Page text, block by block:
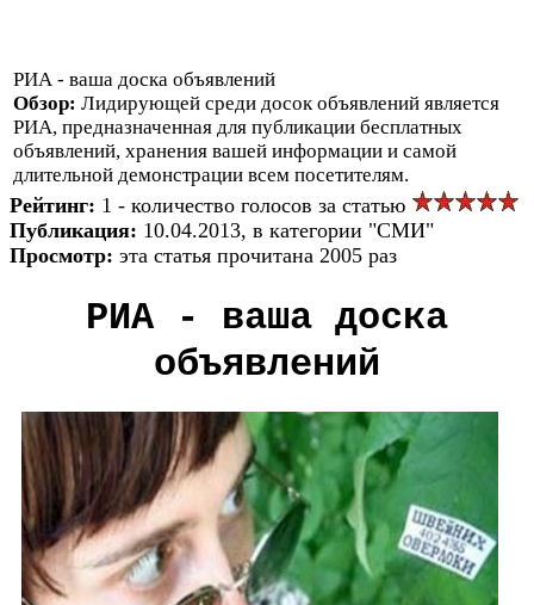
РИА - ваша доска объявлений
Обзор: Лидирующей среди досок объявлений является
РИА, предназначенная для публикации бесплатных
объявлений, хранения вашей информации и самой
длительной демонстрации всем посетителям.
Рейтинг: 1 - количество голосов за статью
Публикация: 10.04.2013, в категории "СМИ"
Просмотр: эта статья прочитана 2005 раз
РИА - ваша доска
объявлений